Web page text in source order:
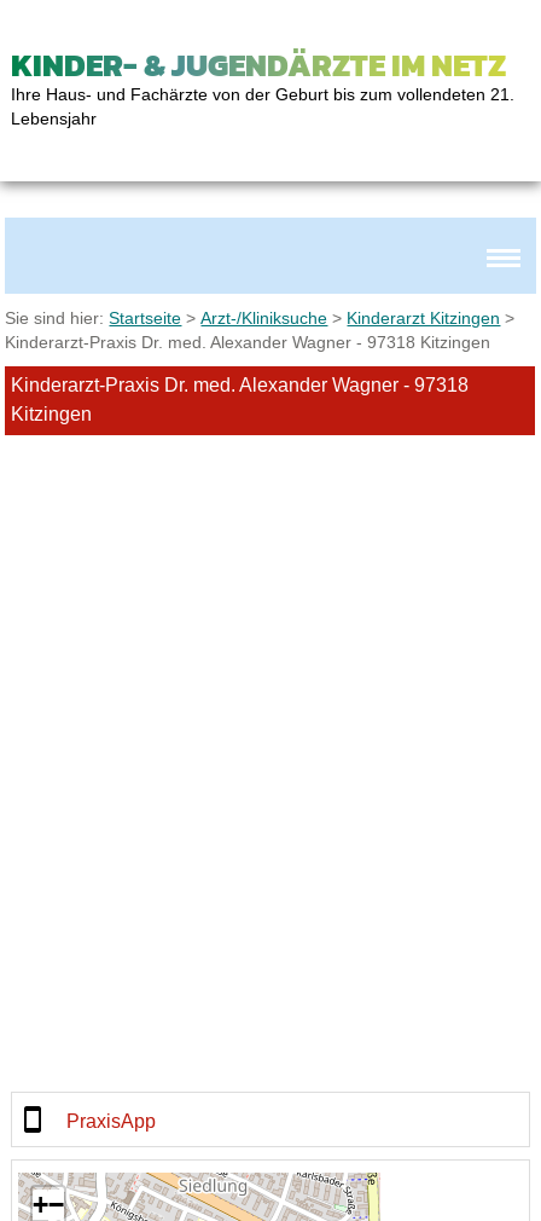
KINDER- & JUGENDÄRZTE IM NETZ
Ihre Haus- und Fachärzte von der Geburt bis zum vollendeten 21.
Lebensjahr
Sie sind hier:Startseite >Arzt-/Kliniksuche > Kinderarzt Kitzingen >
Kinderarzt-Praxis Dr. med. Alexander Wagner - 97318 Kitzingen
Kinderarzt-Praxis Dr. med. Alexander Wagner - 97318
Kitzingen
PraxisApp
+−